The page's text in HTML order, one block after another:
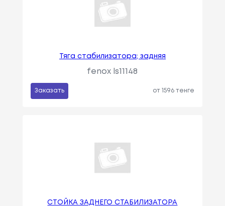
Тяга стабилизатора; задняя
fenox ls11148
Заказать от 1596 тенге
СТОЙКА ЗАДНЕГО СТАБИЛИЗАТОРА